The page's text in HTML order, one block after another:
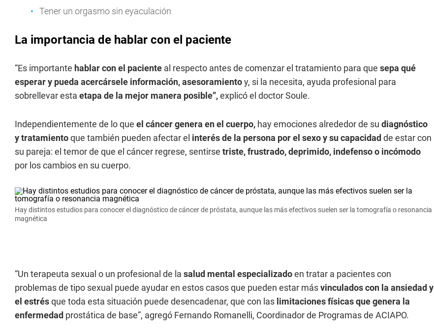
Tener un orgasmo sin eyaculación
La importancia de hablar con el paciente
“Es importante hablar con el paciente al respecto antes de comenzar el tratamiento para que sepa qué
esperar y pueda acercársele información, asesoramientoy, si la necesita, ayuda profesional para
sobrellevar esta etapa de la mejor manera posible”,explicó el doctor Soule.
Independientemente de lo que el cáncer genera en el cuerpo, hay emociones alrededor de su diagnóstico
y tratamientoque también pueden afectar el interés de la persona por el sexo y su capacidad de estar con
su pareja: el temor de que el cáncer regrese, sentirse triste, frustrado, deprimido, indefenso o incómodo
por los cambios en su cuerpo.
Hay distintos estudios para conocer el diagnóstico de cáncer de próstata, aunque las más efectivos suelen ser la tomografía o resonancia
magnética
“Un terapeuta sexual o un profesional de la salud mental especializadoen tratar a pacientes con
problemas de tipo sexual puede ayudar en estos casos que pueden estar másvinculados con la ansiedad y
el estrésque toda esta situación puede desencadenar, que con las limitaciones físicas que genera la
enfermedad prostática de base”, agregó Fernando Romanelli, Coordinador de Programas de ACIAPO.